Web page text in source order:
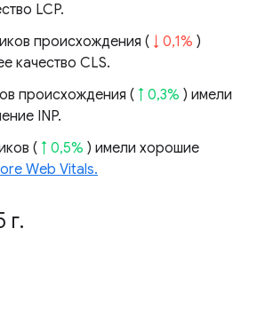
LCP.
происхождения ( ↓ 0,1% )
качество CLS.
происхождения ( ↑ 0,3% ) имели
INP.
( ↑ 0,5% ) имели хорошие
Web Vitals.
г.